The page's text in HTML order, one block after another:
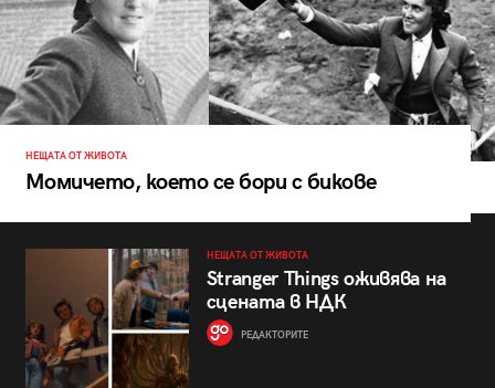
НЕЩАТА ОТ ЖИВОТА
Момичето, което се бори с бикове
НЕЩАТА ОТ ЖИВОТА
Stranger Things оживява на
сцената в НДК
РЕДАКТОРИТЕ